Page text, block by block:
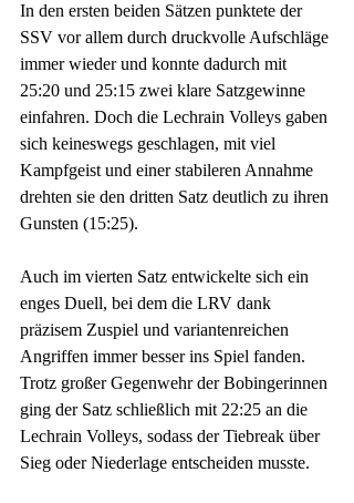
In den ersten beiden Sätzen punktete der
SSV vor allem durch druckvolle Aufschläge
immer wieder und konnte dadurch mit
25:20 und 25:15 zwei klare Satzgewinne
einfahren. Doch die Lechrain Volleys gaben
sich keineswegs geschlagen, mit viel
Kampfgeist und einer stabileren Annahme
drehten sie den dritten Satz deutlich zu ihren
Gunsten (15:25).
Auch im vierten Satz entwickelte sich ein
enges Duell, bei dem die LRV dank
präzisem Zuspiel und variantenreichen
Angriffen immer besser ins Spiel fanden.
Trotz großer Gegenwehr der Bobingerinnen
ging der Satz schließlich mit 22:25 an die
Lechrain Volleys, sodass der Tiebreak über
Sieg oder Niederlage entscheiden musste.